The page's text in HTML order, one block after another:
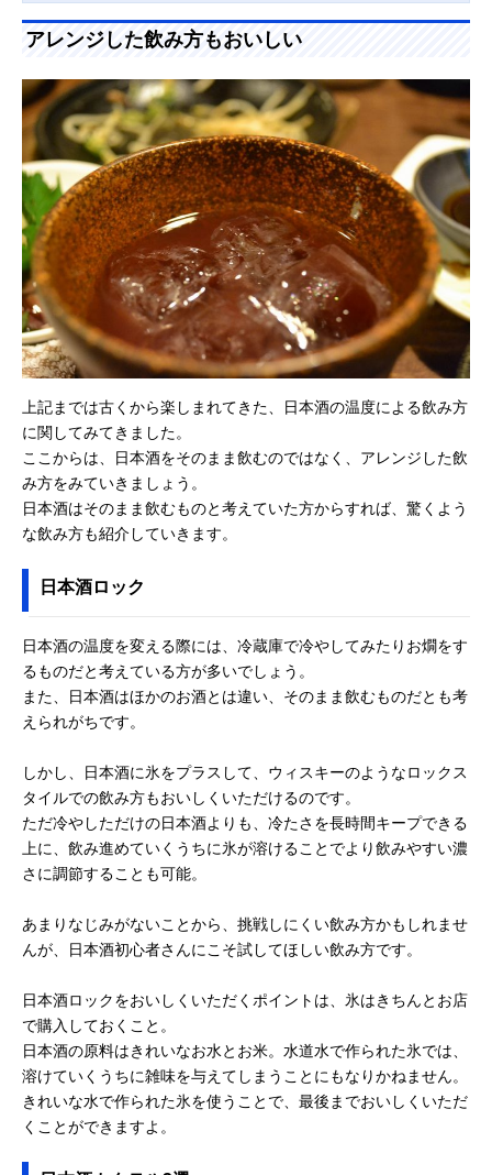
アレンジした飲み方もおいしい
上記までは古くから楽しまれてきた、日本酒の温度による飲み方
に関してみてきました。
ここからは、日本酒をそのまま飲むのではなく、アレンジした飲
み方をみていきましょう。
日本酒はそのまま飲むものと考えていた方からすれば、驚くよう
な飲み方も紹介していきます。
日本酒ロック
日本酒の温度を変える際には、冷蔵庫で冷やしてみたりお燗をす
るものだと考えている方が多いでしょう。
また、日本酒はほかのお酒とは違い、そのまま飲むものだとも考
えられがちです。
しかし、日本酒に氷をプラスして、ウィスキーのようなロックス
タイルでの飲み方もおいしくいただけるのです。
ただ冷やしただけの日本酒よりも、冷たさを長時間キープできる
上に、飲み進めていくうちに氷が溶けることでより飲みやすい濃
さに調節することも可能。
あまりなじみがないことから、挑戦しにくい飲み方かもしれませ
んが、日本酒初心者さんにこそ試してほしい飲み方です。
日本酒ロックをおいしくいただくポイントは、氷はきちんとお店
で購入しておくこと。
日本酒の原料はきれいなお水とお米。水道水で作られた氷では、
溶けていくうちに雑味を与えてしまうことにもなりかねません。
きれいな水で作られた氷を使うことで、最後までおいしくいただ
くことができますよ。